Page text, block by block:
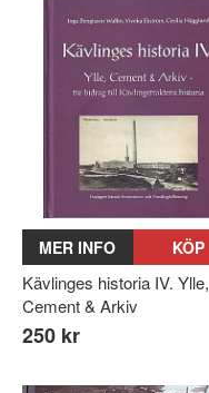
MER INFO KÖP
Kävlinges historia IV. Ylle,
Cement & Arkiv
250 kr